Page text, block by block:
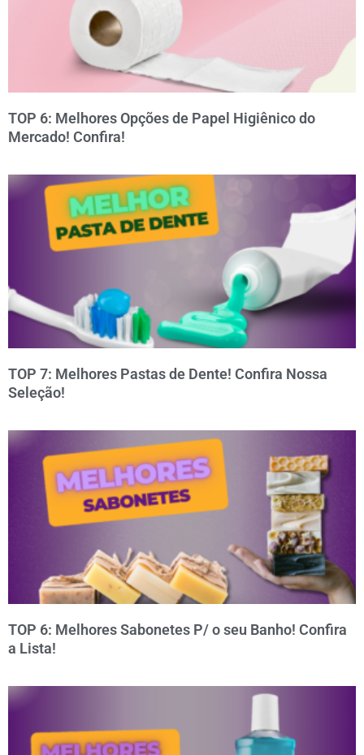
TOP 6: Melhores Opções de Papel Higiênico do
Mercado! Confira!
TOP 7: Melhores Pastas de Dente! Confira Nossa
Seleção!
TOP 6: Melhores Sabonetes P/ o seu Banho! Confira
a Lista!